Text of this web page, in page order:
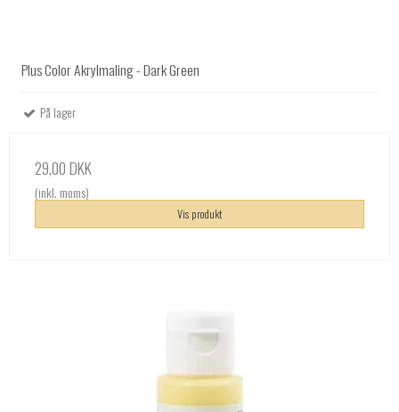
Plus Color Akrylmaling - Dark Green
På lager
29,00 DKK
(inkl. moms)
Vis produkt